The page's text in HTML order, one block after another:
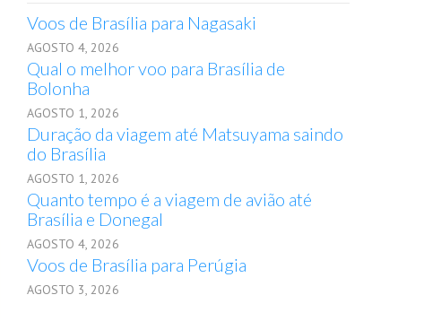
Voos de Brasília para Nagasaki
AGOSTO 4, 2026
Qual o melhor voo para Brasília de
Bolonha
AGOSTO 1, 2026
Duração da viagem até Matsuyama saindo
do Brasília
AGOSTO 1, 2026
Quanto tempo é a viagem de avião até
Brasília e Donegal
AGOSTO 4, 2026
Voos de Brasília para Perúgia
AGOSTO 3, 2026